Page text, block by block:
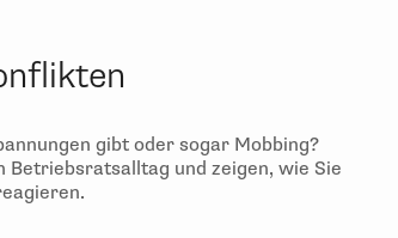
gibt oder sogar Mobbing?
und zeigen, wie Sie